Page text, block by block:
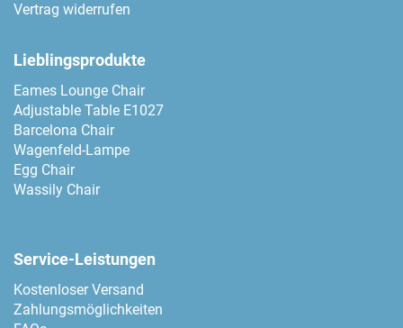
Vertrag widerrufen
Lieblingsprodukte
Eames Lounge Chair
Adjustable Table E1027
Barcelona Chair
Wagenfeld-Lampe
Egg Chair
Wassily Chair
Service-Leistungen
Kostenloser Versand
Zahlungsmöglichkeiten